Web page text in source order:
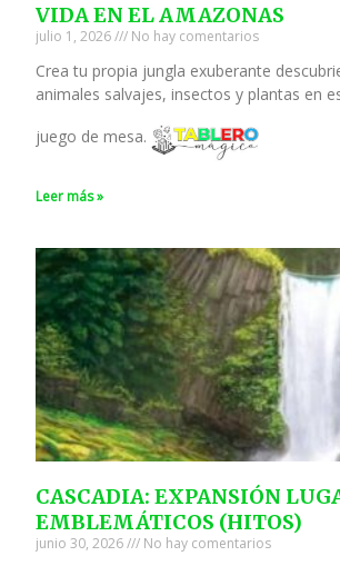
VIDA EN EL AMAZONAS
julio 1, 2026 No hay comentarios
Crea tu propia jungla exuberante
animales salvajes, insectos y plantas en
juego de mesa.
Leer más »
CASCADIA: EXPANSIÓN
EMBLEMÁTICOS (HITOS)
junio 30, 2026 No hay comentarios